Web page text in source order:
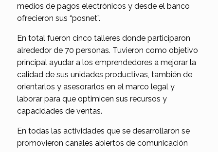
medios de pagos electrónicos y desde el banco
ofrecieron sus “posnet”.
En total fueron cinco talleres donde participaron
alrededor de 70 personas. Tuvieron como objetivo
principal ayudar a los emprendedores a mejorar la
calidad de sus unidades productivas, también de
orientarlos y asesorarlos en el marco legal y
laborar para que optimicen sus recursos y
capacidades de ventas.
En todas las actividades que se desarrollaron se
promovieron canales abiertos de comunicación